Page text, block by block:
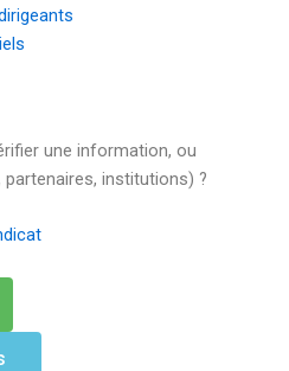
une information, ou
institutions) ?